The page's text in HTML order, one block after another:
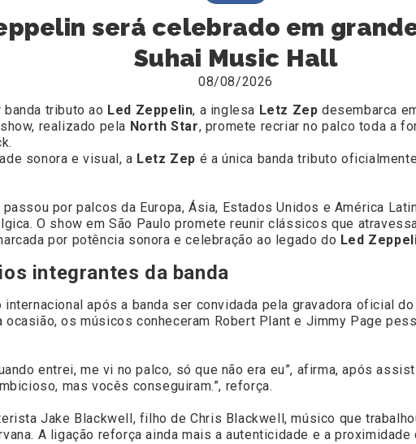
será celebrado em
Suhai Music Hall
08/08/2026
tributo ao Led Zeppelin, a inglesa Letz Zep desembarca
realizado pela North Star, promete recriar no palco toda a
sonora e visual, a Letz Zep é a única banda tributo
por palcos da Europa, Ásia, Estados Unidos e América
O show em São Paulo promete reunir clássicos que
por potência sonora e celebração ao legado do Led
integrantes da banda
internacional após a banda ser convidada pela gravadora oficial do
ocasião, os músicos conheceram Robert Plant e Jimmy Page
entrei, me vi no palco, só que não era eu”, afirma, após
mas vocês conseguiram.”, reforça.
Jake Blackwell, filho de Chris Blackwell, músico que
A ligação reforça ainda mais a autenticidade e a